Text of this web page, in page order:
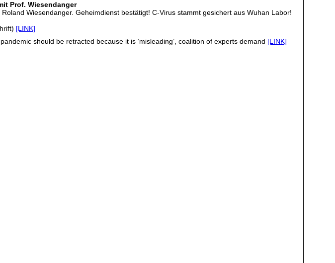
Prof. Wiesendanger
Wiesendanger. Geheimdienst bestätigt! C-Virus stammt gesichert aus Wuhan Labor!
[LINK]
should be retracted because it is ‘misleading’, coalition of experts demand [LINK]